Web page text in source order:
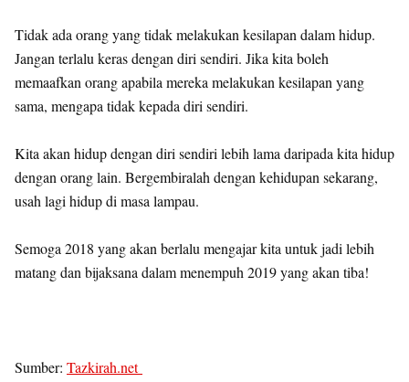
Tidak ada orang yang tidak melakukan kesilapan dalam hidup.
Jangan terlalu keras dengan diri sendiri. Jika kita boleh
memaafkan orang apabila mereka melakukan kesilapan yang
sama, mengapa tidak kepada diri sendiri.
Kita akan hidup dengan diri sendiri lebih lama daripada kita hidup
dengan orang lain. Bergembiralah dengan kehidupan sekarang,
usah lagi hidup di masa lampau.
Semoga 2018 yang akan berlalu mengajar kita untuk jadi lebih
matang dan bijaksana dalam menempuh 2019 yang akan tiba!
Sumber: Tazkirah.net